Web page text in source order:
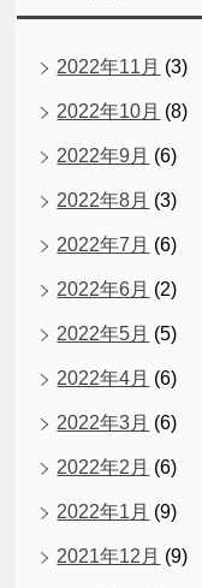
2022年11月 (3)
2022年10月 (8)
2022年9月 (6)
2022年8月 (3)
2022年7月 (6)
2022年6月 (2)
2022年5月 (5)
2022年4月 (6)
2022年3月 (6)
2022年2月 (6)
2022年1月 (9)
2021年12月 (9)